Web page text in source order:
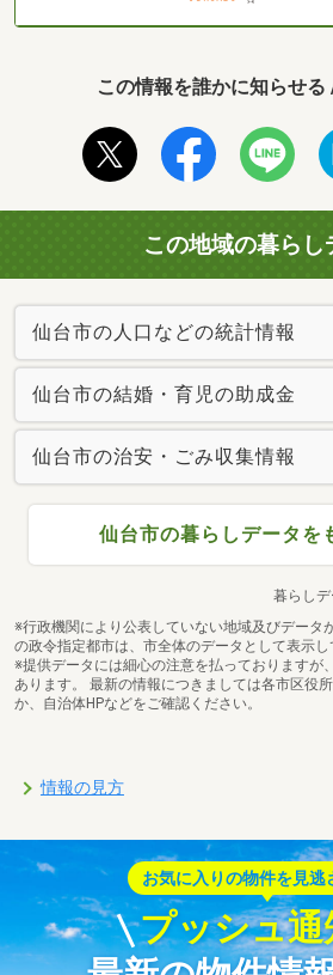
この情報を誰かに知らせる
この地域の暮らし
仙台市の人口などの統計情報
仙台市の結婚・育児の助成金
仙台市の治安・ごみ収集情報
仙台市の暮らしデータを
暮らしデ
※行政機関により公表していない地域及びデータ
の政令指定都市は、市全体のデータとして表示し
※提供データには細心の注意を払っておりますが
あります。 最新の情報につきましては各市区役
か、自治体HPなどをご確認ください。
情報の見方
お気に入りの物件を見逃
プッシュ通